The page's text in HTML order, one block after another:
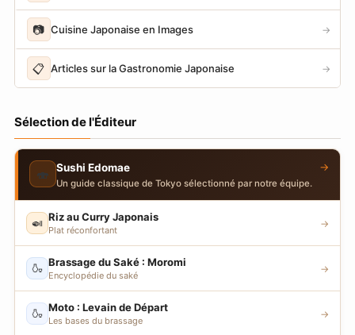
📷 Cuisine Japonaise en Images →
📋 Articles sur la Gastronomie Japonaise →
Sélection de l'Éditeur
🍣 Sushi Edomae
Un guide classique de Tokyo sélectionné par notre équipe.
→
🍛 Riz au Curry Japonais
Plat réconfortant
→
🍶 Brassage du Saké : Moromi
Encyclopédie du saké
→
🍶 Moto : Levain de Départ
Les bases du brassage
→